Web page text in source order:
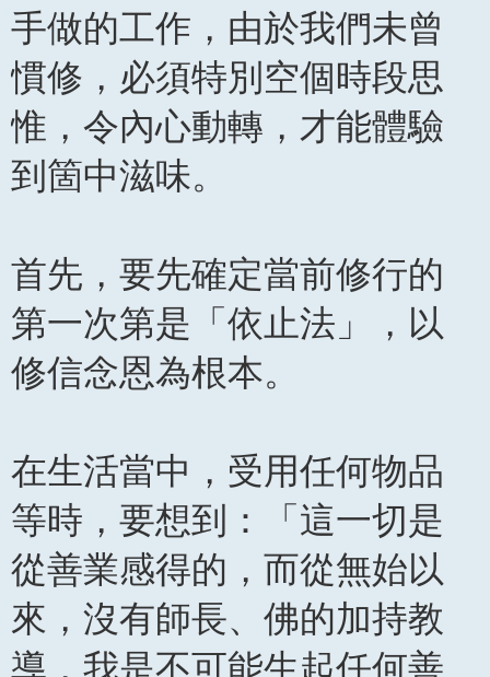
手做的工作，由於我們未曾
慣修，必須特別空個時段思
惟，令內心動轉，才能體驗
到箇中滋味。
首先，要先確定當前修行的
第一次第是「依止法」，以
修信念恩為根本。
在生活當中，受用任何物品
等時，要想到：「這一切是
從善業感得的，而從無始以
來，沒有師長、佛的加持教
導，我是不可能生起任何善